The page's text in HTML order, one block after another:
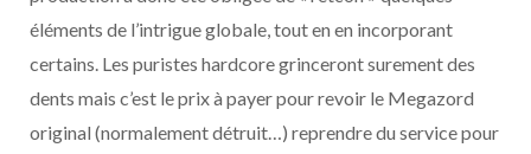
éléments de l’intrigue globale, tout en en incorporant
certains. Les puristes hardcore grinceront surement des
dents mais c’est le prix à payer pour revoir le Megazord
original (normalement détruit…) reprendre du service pour